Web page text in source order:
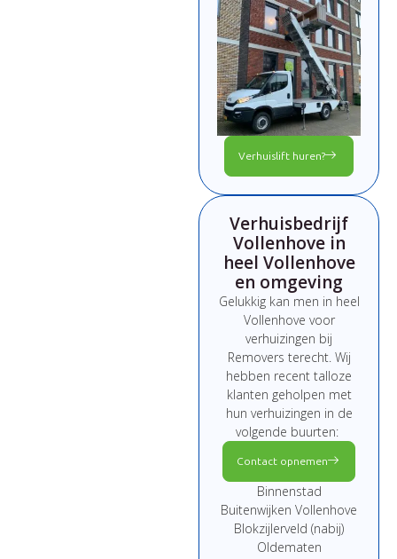
Verhuislift huren?
Verhuisbedrijf
Vollenhove in
heel Vollenhove
en omgeving
Gelukkig kan men in heel
Vollenhove voor
verhuizingen bij
Removers terecht. Wij
hebben recent talloze
klanten geholpen met
hun verhuizingen in de
volgende buurten:
Contact opnemen
Binnenstad
Buitenwijken Vollenhove
Blokzijlerveld (nabij)
Oldematen